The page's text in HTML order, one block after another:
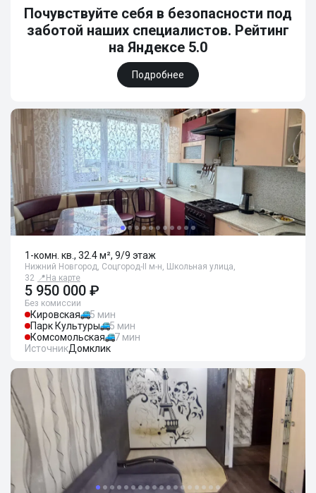
Почувствуйте себя в безопасности под
заботой наших специалистов. Рейтинг
на Яндексе 5.0
Подробнее
1-комн. кв., 32.4 м², 9/9 этаж
Нижний Новгород, Соцгород-II м-н, Школьная улица,
32 📍 На карте
5 950 000 ₽
Без комиссии
Кировская
5 мин
Парк Культуры
5 мин
Комсомольская
7 мин
ИсточникДомклик